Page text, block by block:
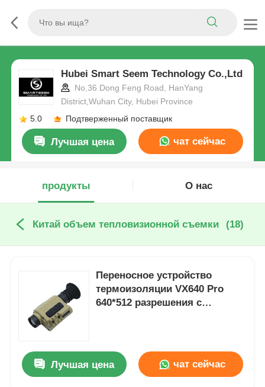
Hubei Smart Seem Technology Co.,Ltd
No,36 Dong Feng Road, HanYang
District,Wuhan City, Hubei Province
5.0
Подтверженный поставщик
Лучшая цена чат сейчас
продукты О нас
Китай объем тепловизионной съемки (18)
Переносное устройство
термоизоляции VX640 Pro
640*512 разрешения с
Лучшая цена чат сейчас